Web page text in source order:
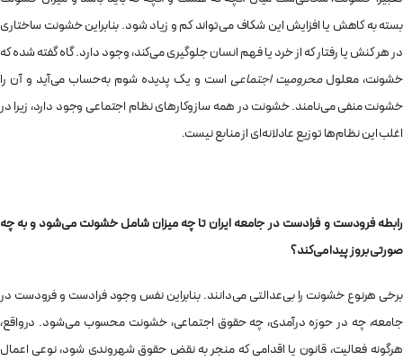
بسته به کاهش یا افزایش این شکاف می‌تواند کم و زیاد شود. بنابراین خشونت ساختاری
در هر کنش یا رفتار که از خرد یا فهم انسان جلوگیری می‌کند، وجود دارد. گاه گفته شده که
خشونت، معلولمحرومیت اجتماعیاست و یک پدیده‌ شوم به‌حساب می‌آید و آن را
خشونت منفی می‌نامند. خشونت در همه‌ سازوکارهای نظام اجتماعی وجود دارد، زیرا در
اغلب این نظام‌ها توزیع عادلانه‌ای از منابع نیست.
رابطه فرودست و فرادست در جامعه‌ ایران تا چه میزان شامل خشونت می‌شود و به چه
صورتی بروز پیدا می‌کند؟
برخی هرنوع خشونت را بی‌عدالتی می‌دانند. بنابراین نفس وجود فرادست و فرودست در
جامعه، چه در حوزه‌ درآمدی، چه حقوق اجتماعی، خشونت محسوب می‌شود. درواقع،
هرگونه فعالیت، قانون یا اقدامی که منجر به نقض حقوق شهروندی شود، نوعی اعمال